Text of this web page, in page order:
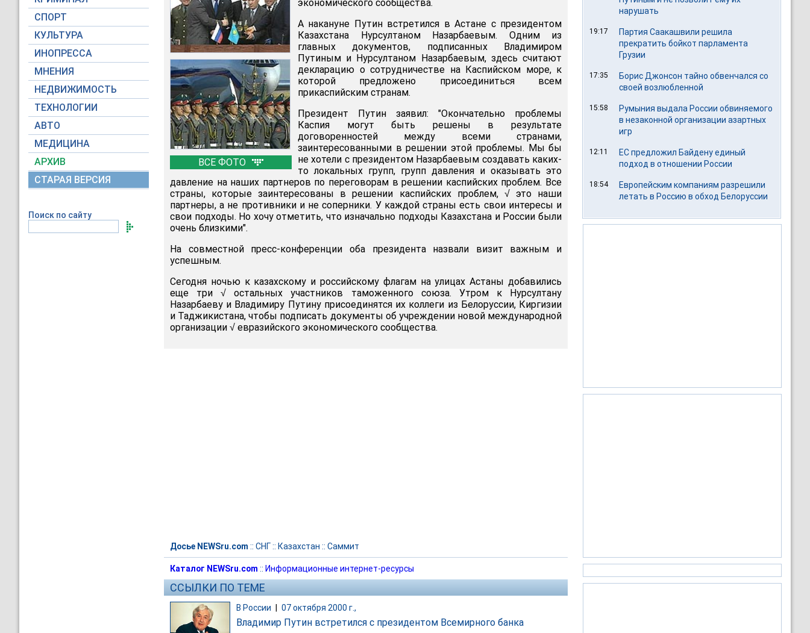
СПОРТ
КУЛЬТУРА
ИНОПРЕССА
МНЕНИЯ
НЕДВИЖИМОСТЬ
ТЕХНОЛОГИИ
АВТО
МЕДИЦИНА
АРХИВ
СТАРАЯ ВЕРСИЯ
Поиск по сайту
ВСЕ ФОТО
экономического сообщества.
А накануне Путин встретился в Астане с президентом
Казахстана Нурсултаном Назарбаевым. Одним из
главных документов, подписанных Владимиром
Путиным и Нурсултаном Назарбаевым, здесь считают
декларацию о сотрудничестве на Каспийском море, к
которой предложено присоединиться всем
прикаспийским странам.
Президент Путин заявил: "Окончательно проблемы
Каспия могут быть решены в результате
договоренностей между всеми странами,
заинтересованными в решении этой проблемы. Мы бы
не хотели с президентом Назарбаевым создавать каких-
то локальных групп, групп давления и оказывать это
давление на наших партнеров по переговорам в решении каспийских проблем. Все
страны, которые заинтересованы в решении каспийских проблем, √ это наши
партнеры, а не противники и не соперники. У каждой страны есть свои интересы и
свои подходы. Но хочу отметить, что изначально подходы Казахстана и России были
очень близкими".
На совместной пресс-конференции оба президента назвали визит важным и
успешным.
Сегодня ночью к казахскому и российскому флагам на улицах Астаны добавились
еще три √ остальных участников таможенного союза. Утром к Нурсултану
Назарбаеву и Владимиру Путину присоединятся их коллеги из Белоруссии, Киргизии
и Таджикистана, чтобы подписать документы об учреждении новой международной
организации √ евразийского экономического сообщества.
Досье NEWSru.com :: СНГ:: Казахстан :: Саммит
Каталог NEWSru.com :: Информационные интернет-ресурсы
ССЫЛКИ ПО ТЕМЕ
В России 07 октября 2000 г.,
Владимир Путин встретился с президентом Всемирного банка
нарушать
19:17
Партия Саакашвили решила
прекратить бойкот парламента
Грузии
17:35
Борис Джонсон тайно обвенчался со
своей возлюбленной
15:58
Румыния выдала России обвиняемого
в незаконной организации азартных
игр
12:11
ЕС предложил Байдену единый
подход в отношении России
18:54
Европейским компаниям разрешили
летать в Россию в обход Белоруссии